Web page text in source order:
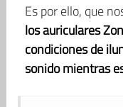
Es por ello, que
los auriculares
condiciones de
sonido mientras